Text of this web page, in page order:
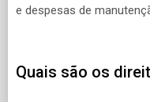
e despesas de
Quais são os